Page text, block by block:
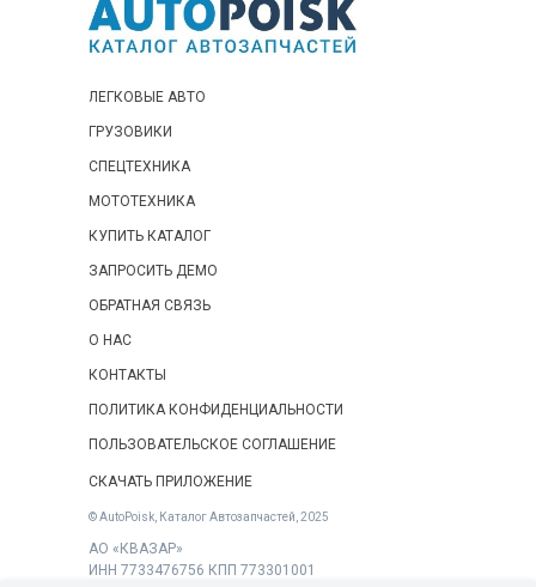
АО «КВАЗАР»
ИНН 7733476756 КПП 773301001
© AutoPoisk, Каталог Автозапчастей, 2025
ОБРАТНАЯ СВЯЗЬ
ЗАПРОСИТЬ ДЕМО
КУПИТЬ КАТАЛОГ
СПЕЦТЕХНИКА
МОТОТЕХНИКА
ГРУЗОВИКИ
ЛЕГКОВЫЕ АВТО
ПОЛЬЗОВАТЕЛЬСКОЕ СОГЛАШЕНИЕ
СКАЧАТЬ ПРИЛОЖЕНИЕ
ПОЛИТИКА КОНФИДЕНЦИАЛЬНОСТИ
КОНТАКТЫ
О НАС